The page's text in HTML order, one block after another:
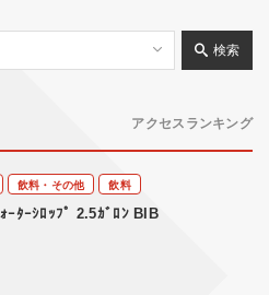
検索
アクセスランキング
飲料・その他
飲料
ｰﾀｰｼﾛｯﾌﾟ 2.5ｶﾞﾛﾝ BIB